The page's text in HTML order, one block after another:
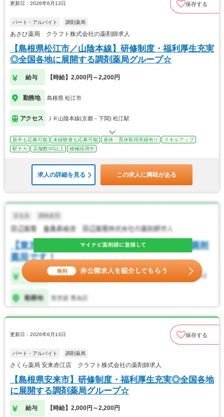
更新日：2026年6月13日 保存する
パート・アルバイト 調剤薬局
あさひ薬局 クラフト株式会社の薬剤師求人
【島根県松江市／山陰本線】研修制度・福利厚生充実
◎全国各地に展開する調剤薬局グループ☆
給与 【時給】2,000円～2,200円
勤務地 島根県 松江市
アクセス ＪＲ山陰本線(京都－下関) 松江駅
新卒も応募可能 未経験者も応募可能 産休・育休取得実績有り
スキルアップ
駅チカ
店舗数30以上 積極採用中
求人の詳細を見る この求人に興味がある
更新日：2026年6月13日 保存する
パート・アルバイト 調剤薬局
さくら薬局 安来赤江店 クラフト株式会社の薬剤師求人
【島根県安来市】研修制度・福利厚生充実◎全国各地
に展開する調剤薬局グループ☆
給与 【時給】2,000円～2,200円